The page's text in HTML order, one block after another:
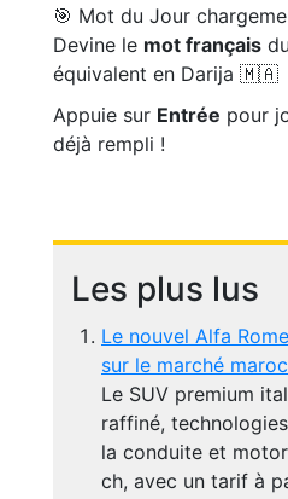
🎯 Mot du Jour
Devine le mot français
équivalent en Darija 🇲🇦
Appuie sur Entrée pour
déjà rempli !
Les plus lus
Le nouvel Alfa
sur le marché
Le SUV premium
raffiné,
la conduite et
ch, avec un tarif à